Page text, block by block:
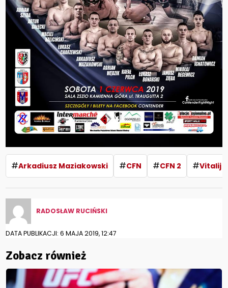
#Arkadiusz Maziakowski #CFN #CFN 2 #Vitalij
RADOSŁAW RUCIŃSKI
DATA PUBLIKACJI: 6 MAJA 2019, 12:47
Zobacz również